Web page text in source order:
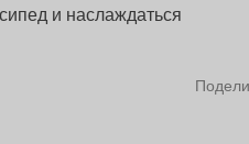
и наслаждаться